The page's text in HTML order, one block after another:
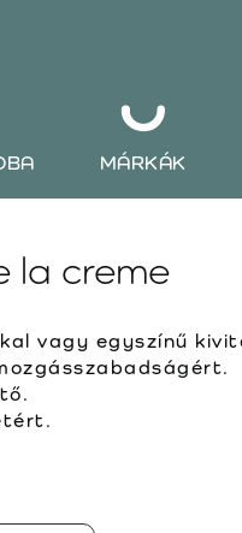
MÁRKÁK
la creme
vagy egyszínű